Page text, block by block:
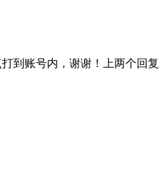
到账号内，谢谢！上两个回